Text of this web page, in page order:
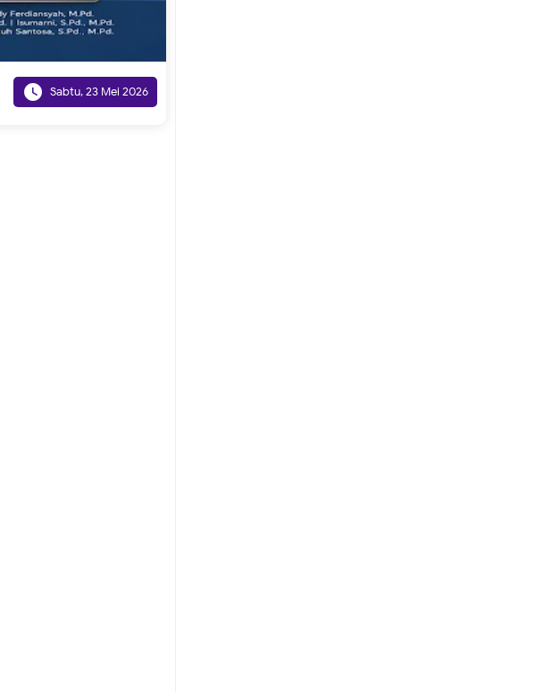
 Sabtu, 23 Mei 2026